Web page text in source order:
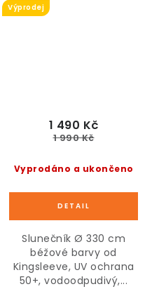
Výprodej
Vyprodáno a ukončeno
1 490 Kč
1 990 Kč
Slunečník Ø 330 cm
béžové barvy od
Kingsleeve, UV ochrana
50+, vodoodpudivý,...